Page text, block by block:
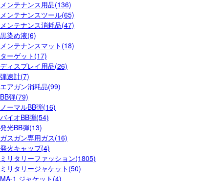
メンテナンス用品(136)
メンテナンスツール(65)
メンテナンス消耗品(47)
黒染め液(6)
メンテナンスマット(18)
ターゲット(17)
ディスプレイ用品(26)
弾速計(7)
エアガン消耗品(99)
BB弾(79)
ノーマルBB弾(16)
バイオBB弾(54)
発光BB弾(13)
ガスガン専用ガス(16)
発火キャップ(4)
ミリタリーファッション(1805)
ミリタリージャケット(50)
MA-1 ジャケット(4)